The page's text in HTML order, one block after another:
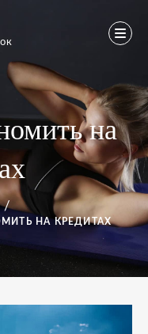
на
НА КРЕДИТАХ